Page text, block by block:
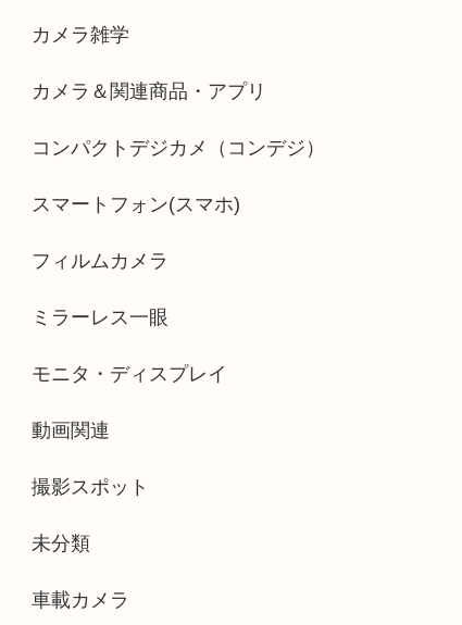
カメラ雑学
カメラ＆関連商品・アプリ
コンパクトデジカメ（コンデジ）
スマートフォン(スマホ)
フィルムカメラ
ミラーレス一眼
モニタ・ディスプレイ
動画関連
撮影スポット
未分類
車載カメラ